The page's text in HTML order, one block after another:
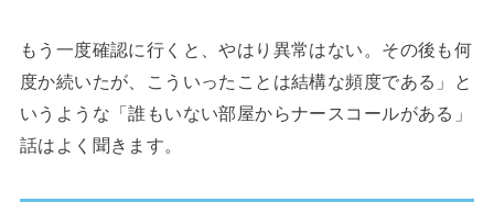
もう一度確認に行くと、やはり異常はない。その後も何
度か続いたが、こういったことは結構な頻度である」と
いうような「誰もいない部屋からナースコールがある」
話はよく聞きます。